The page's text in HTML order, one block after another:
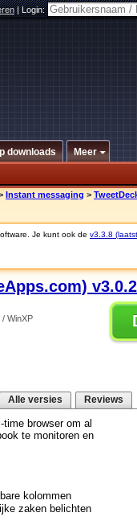
|Login:
downloads Meer
Instant messaging >
Je kunt ook de v3.3.8
v3.0.2
/ WinXP
Alle versies Reviews
browser om al
te monitoren en
kolommen
zaken belichten